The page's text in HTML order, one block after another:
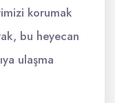
korumak
bu heyecan
ulaşma